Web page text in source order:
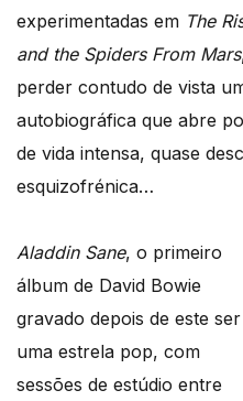
experimentadas em The
and the Spiders From Mars
perder contudo de vista
autobiográfica que abre
de vida intensa, quase
esquizofrénica…
Aladdin Sane, o primeiro
álbum de David Bowie
gravado depois de este ser
uma estrela pop, com
sessões de estúdio entre